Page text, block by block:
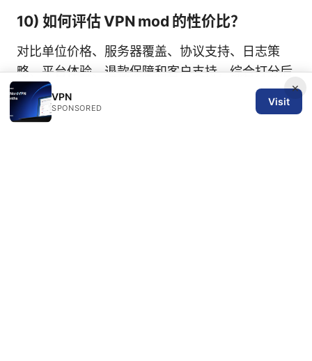
10) 如何评估 VPN mod 的性价比？
对比单位价格、服务器覆盖、协议支持、日志策
略、平台体验、退款保障和客户支持，综合打分后
再决策。
×
VPN
SPONSORED
Visit